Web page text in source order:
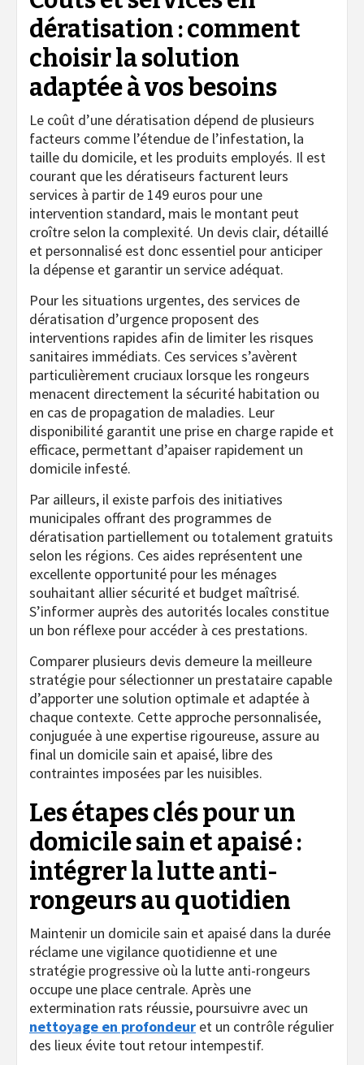
dératisation : comment
choisir la solution
adaptée à vos besoins
Le coût d’une dératisation dépend de plusieurs
facteurs comme l’étendue de l’infestation, la
taille du domicile, et les produits employés. Il est
courant que les dératiseurs facturent leurs
services à partir de 149 euros pour une
intervention standard, mais le montant peut
croître selon la complexité. Un devis clair, détaillé
et personnalisé est donc essentiel pour anticiper
la dépense et garantir un service adéquat.
Pour les situations urgentes, des services de
dératisation d’urgence proposent des
interventions rapides afin de limiter les risques
sanitaires immédiats. Ces services s’avèrent
particulièrement cruciaux lorsque les rongeurs
menacent directement la sécurité habitation ou
en cas de propagation de maladies. Leur
disponibilité garantit une prise en charge rapide et
efficace, permettant d’apaiser rapidement un
domicile infesté.
Par ailleurs, il existe parfois des initiatives
municipales offrant des programmes de
dératisation partiellement ou totalement gratuits
selon les régions. Ces aides représentent une
excellente opportunité pour les ménages
souhaitant allier sécurité et budget maîtrisé.
S’informer auprès des autorités locales constitue
un bon réflexe pour accéder à ces prestations.
Comparer plusieurs devis demeure la meilleure
stratégie pour sélectionner un prestataire capable
d’apporter une solution optimale et adaptée à
chaque contexte. Cette approche personnalisée,
conjuguée à une expertise rigoureuse, assure au
final un domicile sain et apaisé, libre des
contraintes imposées par les nuisibles.
Les étapes clés pour un
domicile sain et apaisé :
intégrer la lutte anti-
rongeurs au quotidien
Maintenir un domicile sain et apaisé dans la durée
réclame une vigilance quotidienne et une
stratégie progressive où la lutte anti-rongeurs
occupe une place centrale. Après une
extermination rats réussie, poursuivre avec un
nettoyage en profondeur et un contrôle régulier
des lieux évite tout retour intempestif.